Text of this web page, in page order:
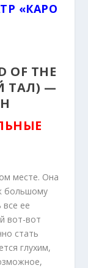
«КАРО
THE
ТАЛ) —
месте. Она
большому
ее
вот-вот
стать
глухим,